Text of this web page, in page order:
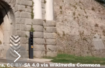
CC BY-SA 4.0 via Wikimedia Commons